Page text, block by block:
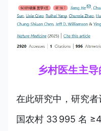
乡村医生主
在此研究中，研究
国农村 33 995 名